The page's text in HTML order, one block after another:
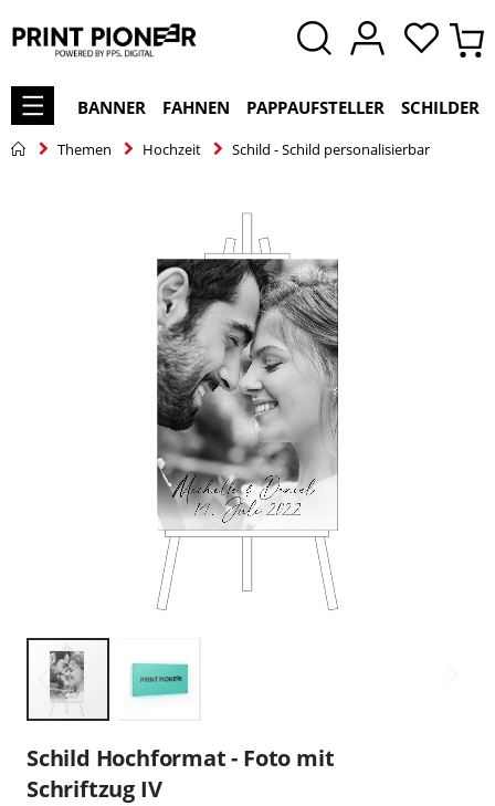
BANNER FAHNEN PAPPAUFSTELLER SCHILDER
Themen Hochzeit Schild - Schild personalisierbar
Anfang
der
Bildgalerie
Schild Hochformat - Foto mit
Schriftzug IV